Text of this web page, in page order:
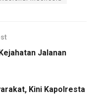
Jalanan
Kini Kapolresta